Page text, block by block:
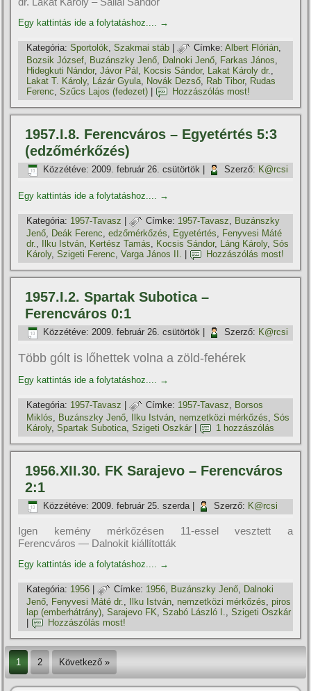
Egy kattintás ide a folytatáshoz.... →
Kategória: Sportolók,Szakmai stáb | Címke: Albert Flórián,
Bozsik József Buzánszky Jenő Dalnoki Jenő Farkas János
Hidegkuti Nándor,Jávor Pál Kocsis Sándor, Lakat Károly dr.
Lakat T. Károly, Lázár Gyula Novák Dezső Rab Tibor, Rudas
Ferenc,Szűcs Lajos (fedezet) Hozzászólás most!
1957.I.8. Ferencváros – Egyetértés 5:3
(edzőmérkőzés)
Közzétéve: 2009. február 26. csütörtök Szerző: K@rcsi
Egy kattintás ide a folytatáshoz.... →
Kategória: 1957-Tavasz | Címke: 1957-Tavasz, Buzánszky
Jenő Deák Ferenc ,edzőmérkőzés Egyetértés
Fenyvesi Máté
dr.
Ilku István Kertész Tamás Kocsis Sándor, Láng Károly,Sós
Károly,Szigeti Ferenc,Varga János II. Hozzászólás most!
1957.I.2. Spartak Subotica –
Ferencváros 0:1
Közzétéve: 2009. február 26. csütörtök Szerző: K@rcsi
Több gólt is lőhettek volna a zöld-fehérek
Egy kattintás ide a folytatáshoz.... →
Kategória: 1957-Tavasz | Címke: 1957-Tavasz, Borsos
Miklós
Buzánszky Jenő Ilku István nemzetközi mérkőzés ,Sós
Károly,Spartak Subotica,Szigeti Oszkár 1 hozzászólás
1956.XII.30. FK Sarajevo – Ferencváros
2:1
Közzétéve: 2009. február 25. szerda| Szerző: K@rcsi
Igen kemény mérkőzésen 11-essel vesztett a
Ferencváros — Dalnokit kiállí­tották
Egy kattintás ide a folytatáshoz.... →
Kategória: 1956 | Címke: 1956, Buzánszky Jenő, Dalnoki
Jenő Fenyvesi Máté dr. Ilku István nemzetközi mérkőzés ,piros
lap (emberhátrány) ,Sarajevo FK ,Szabó László I. ,Szigeti Oszkár
Hozzászólás most!
1 2 Következő »